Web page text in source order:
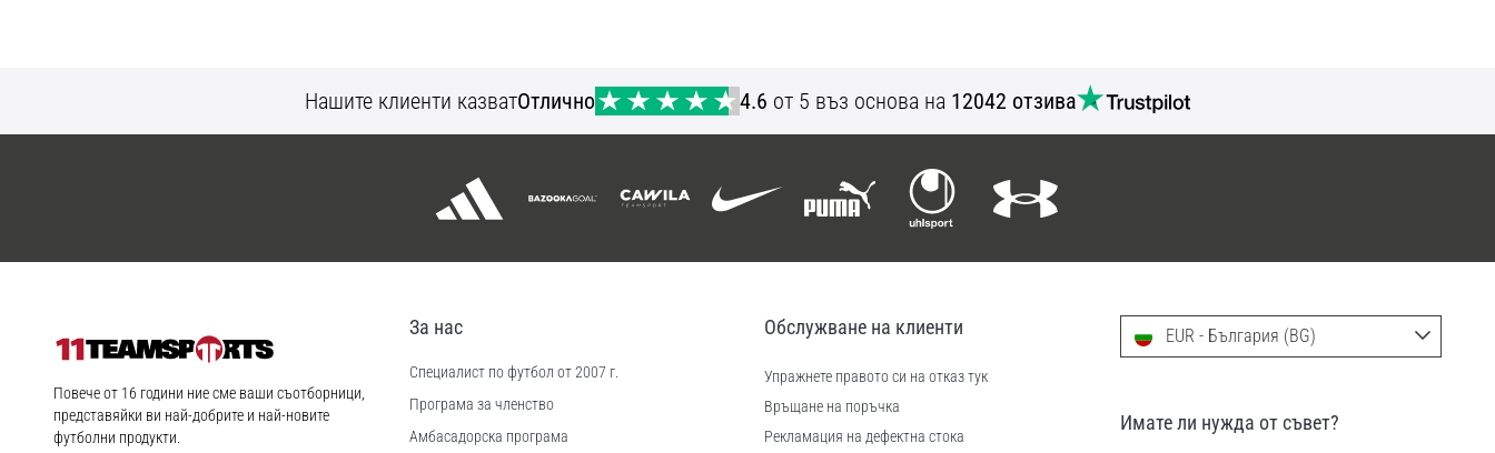
Нашите клиенти казватОтлично 4.6 от 5 въз основа на 12042 отзива
11teamsports.bg
Повече от 16 години ние сме ваши съотборници,
представяйки ви най-добрите и най-новите
футболни продукти.
За нас
Специалист по футбол от 2007 г.
Програма за членство
Aмбасадорска програма
Обслужване на клиенти
Упражнете правото си на отказ тук
Връщане на поръчка
Рекламация на дефектна стока
EUR - България (BG)
Имате ли нужда от съвет?